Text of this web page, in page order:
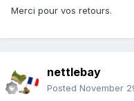
Merci pour vos retours.
nettlebay
Posted November